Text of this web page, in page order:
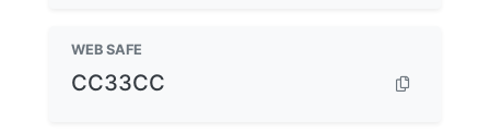
WEB SAFE
CC33CC